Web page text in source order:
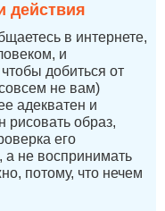
действия
в интернете,
и
добиться от
не вам)
адекватен и
рисовать образ,
его
а не воспринимать
потому, что нечем